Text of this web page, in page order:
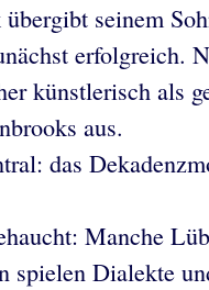
seinem
erfolgreich.
künstlerisch als
aus.
das
Manche
spielen Dialekte